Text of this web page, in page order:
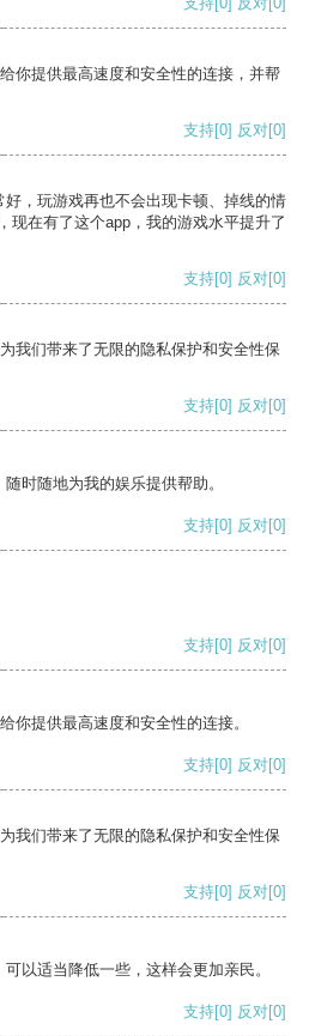
你提供最高速度和安全性的连接，并帮
支持[0] 反对[0]
，玩游戏再也不会出现卡顿、掉线的情
现在有了这个app，我的游戏水平提升了
支持[0] 反对[0]
我们带来了无限的隐私保护和安全性保
支持[0] 反对[0]
时随地为我的娱乐提供帮助。
支持[0] 反对[0]
支持[0] 反对[0]
你提供最高速度和安全性的连接。
支持[0] 反对[0]
我们带来了无限的隐私保护和安全性保
支持[0] 反对[0]
以适当降低一些，这样会更加亲民。
支持[0] 反对[0]